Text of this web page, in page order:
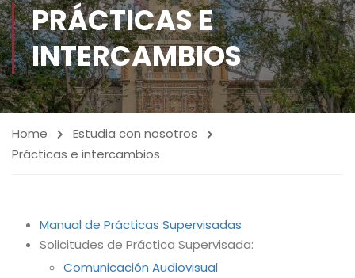
PRÁCTICAS E
INTERCAMBIOS
Home
Estudia con nosotros
Prácticas e intercambios
Manual de Prácticas Supervisadas
Solicitudes de Práctica Supervisada:
Comunicación Audiovisual